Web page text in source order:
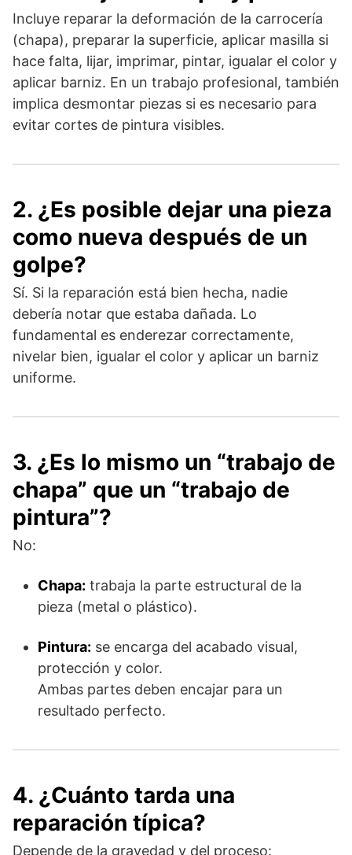
Incluye reparar la deformación de la carrocería
(chapa), preparar la superficie, aplicar masilla si
hace falta, lijar, imprimar, pintar, igualar el color y
aplicar barniz. En un trabajo profesional, también
implica desmontar piezas si es necesario para
evitar cortes de pintura visibles.
2. ¿Es posible dejar una pieza
como nueva después de un
golpe?
Sí. Si la reparación está bien hecha, nadie
debería notar que estaba dañada. Lo
fundamental es enderezar correctamente,
nivelar bien, igualar el color y aplicar un barniz
uniforme.
3. ¿Es lo mismo un “trabajo de
chapa” que un “trabajo de
pintura”?
No:
Chapa: trabaja la parte estructural de la
pieza (metal o plástico).
Pintura: se encarga del acabado visual,
protección y color.
Ambas partes deben encajar para un
resultado perfecto.
4. ¿Cuánto tarda una
reparación típica?
Depende de la gravedad y del proceso: